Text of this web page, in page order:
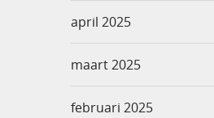
april 2025
maart 2025
februari 2025